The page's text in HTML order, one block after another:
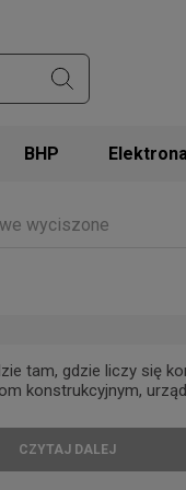
BHP
wyciszone
tam, gdzie liczy się
konstrukcyjnym,
CZYTAJ DALEJ